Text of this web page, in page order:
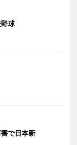
球
で日本新